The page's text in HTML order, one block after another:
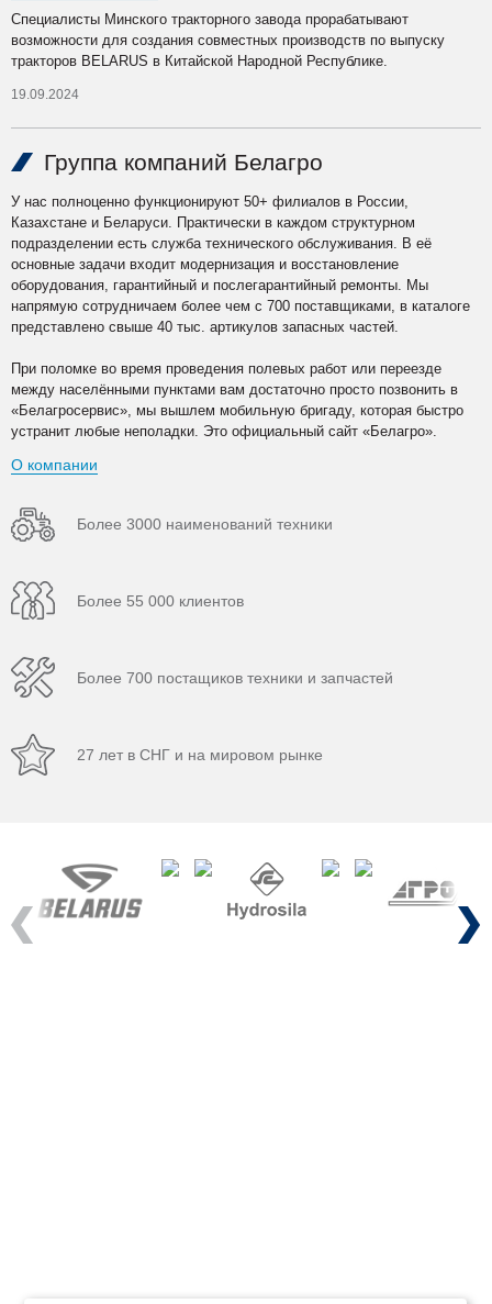
Специалисты Минского тракторного завода прорабатывают
возможности для создания совместных производств по выпуску
тракторов BELARUS в Китайской Народной Республике.
19.09.2024
Группа компаний Белагро
У нас полноценно функционируют 50+ филиалов в России,
Казахстане и Беларуси. Практически в каждом структурном
подразделении есть служба технического обслуживания. В её
основные задачи входит модернизация и восстановление
оборудования, гарантийный и послегарантийный ремонты. Мы
напрямую сотрудничаем более чем с 700 поставщиками, в каталоге
представлено свыше 40 тыс. артикулов запасных частей.
При поломке во время проведения полевых работ или переезде
между населёнными пунктами вам достаточно просто позвонить в
«Белагросервис», мы вышлем мобильную бригаду, которая быстро
устранит любые неполадки. Это официальный сайт «Белагро».
О компании
Более 3000 наименований техники
Более 55 000 клиентов
Более 700 постащиков техники и запчастей
27 лет в СНГ и на мировом рынке
Previous Next